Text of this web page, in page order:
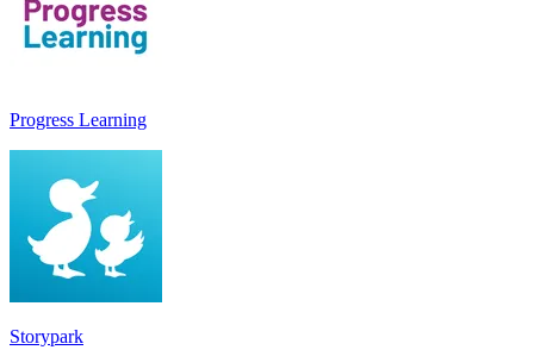
Progress Learning
Storypark